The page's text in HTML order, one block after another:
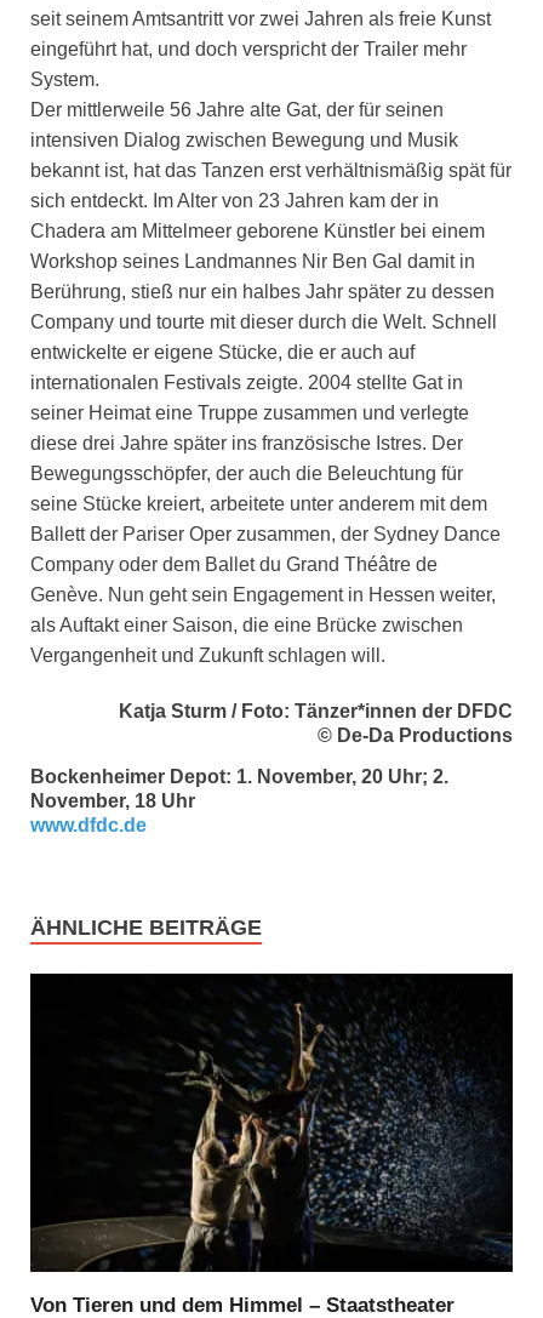
seit seinem Amtsantritt vor zwei Jahren als freie Kunst
eingeführt hat, und doch verspricht der Trailer mehr
System.
Der mittlerweile 56 Jahre alte Gat, der für seinen
intensiven Dialog zwischen Bewegung und Musik
bekannt ist, hat das Tanzen erst verhältnismäßig spät für
sich entdeckt. Im Alter von 23 Jahren kam der in
Chadera am Mittelmeer geborene Künstler bei einem
Workshop seines Landmannes Nir Ben Gal damit in
Berührung, stieß nur ein halbes Jahr später zu dessen
Company und tourte mit dieser durch die Welt. Schnell
entwickelte er eigene Stücke, die er auch auf
internationalen Festivals zeigte. 2004 stellte Gat in
seiner Heimat eine Truppe zusammen und verlegte
diese drei Jahre später ins französische Istres. Der
Bewegungsschöpfer, der auch die Beleuchtung für
seine Stücke kreiert, arbeitete unter anderem mit dem
Ballett der Pariser Oper zusammen, der Sydney Dance
Company oder dem Ballet du Grand Théâtre de
Genève. Nun geht sein Engagement in Hessen weiter,
als Auftakt einer Saison, die eine Brücke zwischen
Vergangenheit und Zukunft schlagen will.
Katja Sturm / Foto: Tänzer*innen der DFDC
© De-Da Productions
Bockenheimer Depot: 1. November, 20 Uhr; 2.
November, 18 Uhr
www.dfdc.de
ÄHNLICHE BEITRÄGE
Von Tieren und dem Himmel – Staatstheater